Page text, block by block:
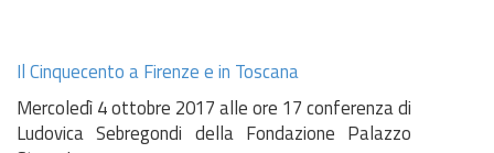
Il Cinquecento a Firenze e in Toscana
Mercoledì 4 ottobre 2017 alle ore 17 conferenza di
Ludovica Sebregondi della Fondazione Palazzo